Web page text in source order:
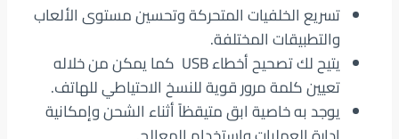
تسريع الخلفيات المتحركة وتحسين مستوى الألعاب
والتطبيقات المختلفة.
يتيح لك تصحيح أخطاء USB كما يمكن من خلاله
تعيين كلمة مرور قوية للنسخ الاحتياطي للهاتف.
يوجد به خاصية ابق متيقظاً أثناء الشحن وإمكانية